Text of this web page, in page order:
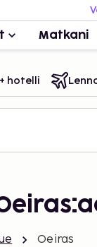
Matkani
hotelli
Oeiras